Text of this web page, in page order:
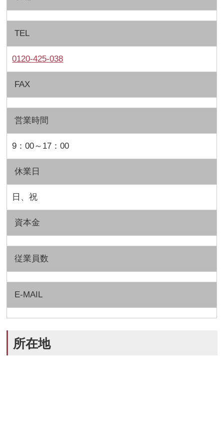
TEL
0120‐425‐038
FAX
営業時間
9：00～17：00
休業日
日、祝
資本金
従業員数
E-MAIL
所在地